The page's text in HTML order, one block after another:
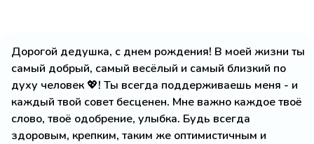
Дорогой дедушка, с днем рождения! В моей жизни ты
самый добрый, самый весёлый и самый близкий по
духу человек 💖! Ты всегда поддерживаешь меня - и
каждый твой совет бесценен. Мне важно каждое твоё
слово, твоё одобрение, улыбка. Будь всегда
здоровым, крепким, таким же оптимистичным и